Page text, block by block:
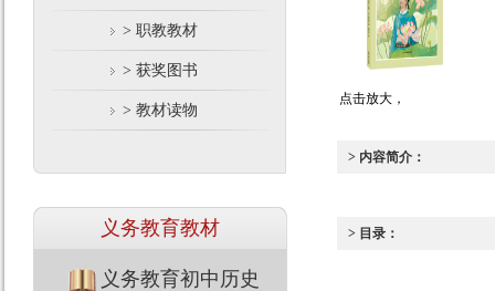
> 职教教材
> 获奖图书
> 教材读物
义务教育教材
义务教育初中历史
点击放大，
> 内容简介：
> 目录：